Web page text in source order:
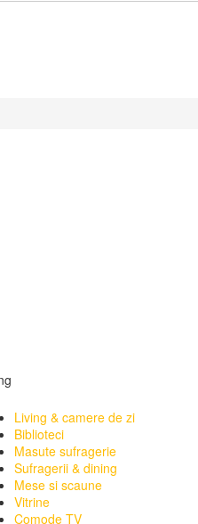
Living & camere de zi
Biblioteci
Masute sufragerie
Sufragerii & dining
Mese si scaune
Vitrine
Comode TV